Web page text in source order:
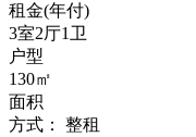
租金(年付)
3室2厅1卫
户型
130㎡
面积
方式：
整租